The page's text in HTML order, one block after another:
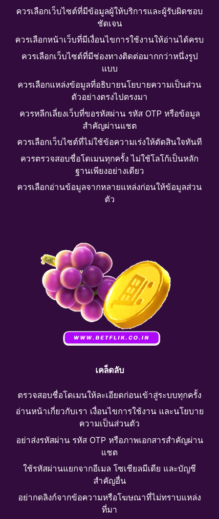
ควรเลือกเว็บไซต์ที่มีข้อมูลผู้ให้บริการและผู้รับผิดชอบ
ชัดเจน
ควรเลือกหน้าเว็บที่มีเงื่อนไขการใช้งานให้อ่านได้ครบ
ควรเลือกเว็บไซต์ที่มีช่องทางติดต่อมากกว่าหนึ่งรูป
แบบ
ควรเลือกแหล่งข้อมูลที่อธิบายนโยบายความเป็นส่วน
ตัวอย่างตรงไปตรงมา
ควรหลีกเลี่ยงเว็บที่ขอรหัสผ่าน รหัส OTP หรือข้อมูล
สำคัญผ่านแชต
ควรเลือกเว็บไซต์ที่ไม่ใช้ข้อความเร่งให้ตัดสินใจทันที
ควรตรวจสอบชื่อโดเมนทุกครั้ง ไม่ใช้โลโก้เป็นหลัก
ฐานเพียงอย่างเดียว
ควรเลือกอ่านข้อมูลจากหลายแหล่งก่อนให้ข้อมูลส่วน
ตัว
เคล็ดลับ
ตรวจสอบชื่อโดเมนให้ละเอียดก่อนเข้าสู่ระบบทุกครั้ง
อ่านหน้าเกี่ยวกับเรา เงื่อนไขการใช้งาน และนโยบาย
ความเป็นส่วนตัว
อย่าส่งรหัสผ่าน รหัส OTP หรือภาพเอกสารสำคัญผ่าน
แชต
ใช้รหัสผ่านแยกจากอีเมล โซเชียลมีเดีย และบัญชี
สำคัญอื่น
อย่ากดลิงก์จากข้อความหรือโฆษณาที่ไม่ทราบแหล่ง
ที่มา